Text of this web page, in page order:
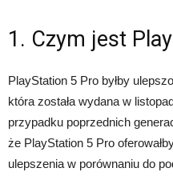
1. Czym jest
PlayStation 5 Pro byłby
która została wydana w
przypadku poprzednich
że PlayStation 5 Pro
ulepszenia w porównaniu do